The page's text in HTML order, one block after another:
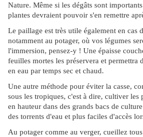
Nature. Même si les dégâts sont
plantes devraient pouvoir s'en remettre
Le paillage est très utile également en cas
notamment au potager, où vos légumes
l'immersion, pensez-y ! Une épaisse
feuilles mortes les préservera et permettra
en eau par temps sec et chaud.
Une autre méthode pour éviter la casse,
sous les tropiques, c'est à dire, cultiver les
en hauteur dans des grands bacs de
des torrents d'eau et plus faciles d'accès
Au potager comme au verger, cueillez